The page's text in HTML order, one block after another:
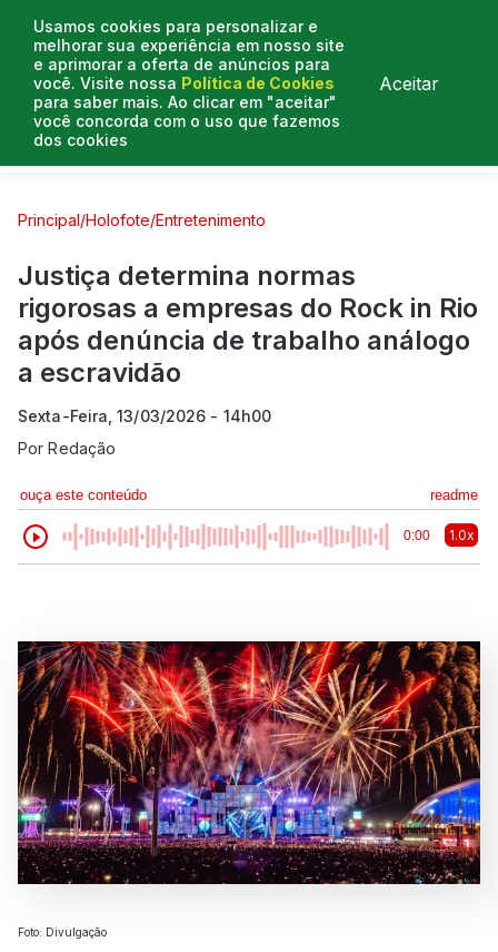
Usamos cookies para personalizar e
melhorar sua experiência em nosso site
e aprimorar a oferta de anúncios para
você. Visite nossa Política de Cookies
para saber mais. Ao clicar em "aceitar"
você concorda com o uso que fazemos
dos cookies
Aceitar
Curtas e Venenosas
Principal/Holofote/Entretenimento
Justiça determina normas
rigorosas a empresas do Rock in Rio
após denúncia de trabalho análogo
a escravidão
Sexta-Feira, 13/03/2026 - 14h00
PorRedação
ouça este conteúdo readme
0:00 1.0x
Foto: Divulgação